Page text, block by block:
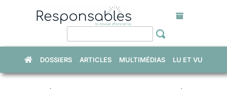
DOSSIERS ARTICLES MULTIMÉDIAS LU ET VU